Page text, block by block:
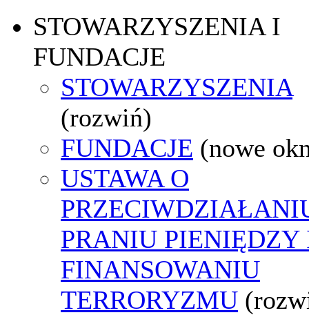
STOWARZYSZENIA I
FUNDACJE
STOWARZYSZENIA
(rozwiń)
FUNDACJE (nowe
USTAWA O
PRANIU PIENIĘDZY
FINANSOWANIU
TERRORYZMU